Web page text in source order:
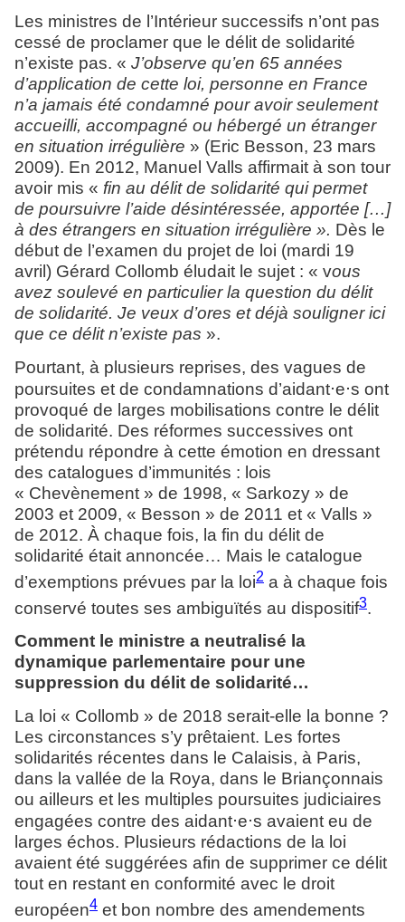
Les ministres de l’Intérieur successifs n’ont pas
cessé de proclamer que le délit de solidarité
n’existe pas. « J’observe qu’en 65 années
d’application de cette loi, personne en France
n’a jamais été condamné pour avoir seulement
accueilli, accompagné ou hébergé un étranger
en situation irrégulière » (Eric Besson, 23 mars
2009). En 2012, Manuel Valls affirmait à son tour
avoir mis « fin au délit de solidarité qui permet
de poursuivre l’aide désintéressée, apportée […]
à des étrangers en situation irrégulière ». Dès le
début de l’examen du projet de loi (mardi 19
avril) Gérard Collomb éludait le sujet : « vous
avez soulevé en particulier la question du délit
de solidarité. Je veux d’ores et déjà souligner ici
que ce délit n’existe pas ».
Pourtant, à plusieurs reprises, des vagues de
poursuites et de condamnations d’aidant⋅e⋅s ont
provoqué de larges mobilisations contre le délit
de solidarité. Des réformes successives ont
prétendu répondre à cette émotion en dressant
des catalogues d’immunités : lois
« Chevènement » de 1998, « Sarkozy » de
2003 et 2009, « Besson » de 2011 et « Valls »
de 2012. À chaque fois, la fin du délit de
solidarité était annoncée… Mais le catalogue
d’exemptions prévues par la loi2 a à chaque fois
conservé toutes ses ambiguïtés au dispositif3.
Comment le ministre a neutralisé la
dynamique parlementaire pour une
suppression du délit de solidarité…
La loi « Collomb » de 2018 serait-elle la bonne ?
Les circonstances s’y prêtaient. Les fortes
solidarités récentes dans le Calaisis, à Paris,
dans la vallée de la Roya, dans le Briançonnais
ou ailleurs et les multiples poursuites judiciaires
engagées contre des aidant⋅e⋅s avaient eu de
larges échos. Plusieurs rédactions de la loi
avaient été suggérées afin de supprimer ce délit
tout en restant en conformité avec le droit
européen4 et bon nombre des amendements